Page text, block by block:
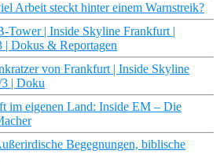
Arbeit steckt hinter einem Warnstreik?
Tower | Inside Skyline Frankfurt |
| Dokus & Reportagen
von Frankfurt | Inside Skyline
| Doku
im eigenen Land: Inside EM – Die
Begegnungen, biblische